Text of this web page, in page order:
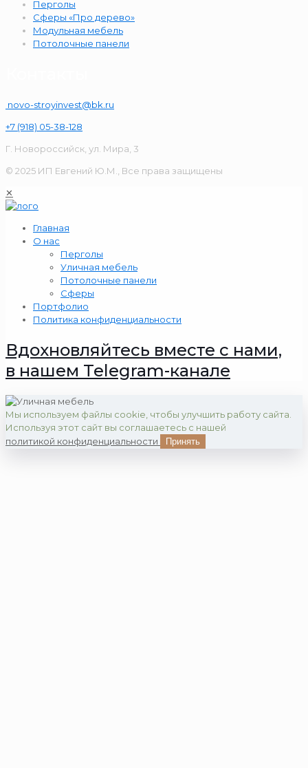
Перголы
Сферы «Про дерево»
Модульная мебель
Потолочные панели
novo-stroyinvest@bk.ru
+7 (918) 05-38-128
Г. Новороссийск, ул. Мира, 3
© 2025 ИП Евгений Ю.М., Все права защищены
✕
Главная
О нас
Перголы
Уличная мебель
Потолочные панели
Сферы
Портфолио
Политика конфиденциальности
Вдохновляйтесь вместе с нами,
в нашем Telegram-канале
Мы используем файлы cookie, чтобы улучшить работу сайта.
Используя этот сайт вы соглашаетесь с нашей
политикой конфиденциальности
Принять